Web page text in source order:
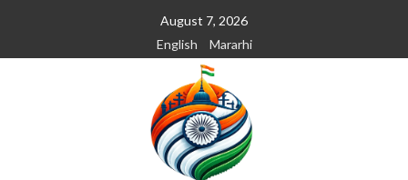
August 7, 2026
English
Mararhi